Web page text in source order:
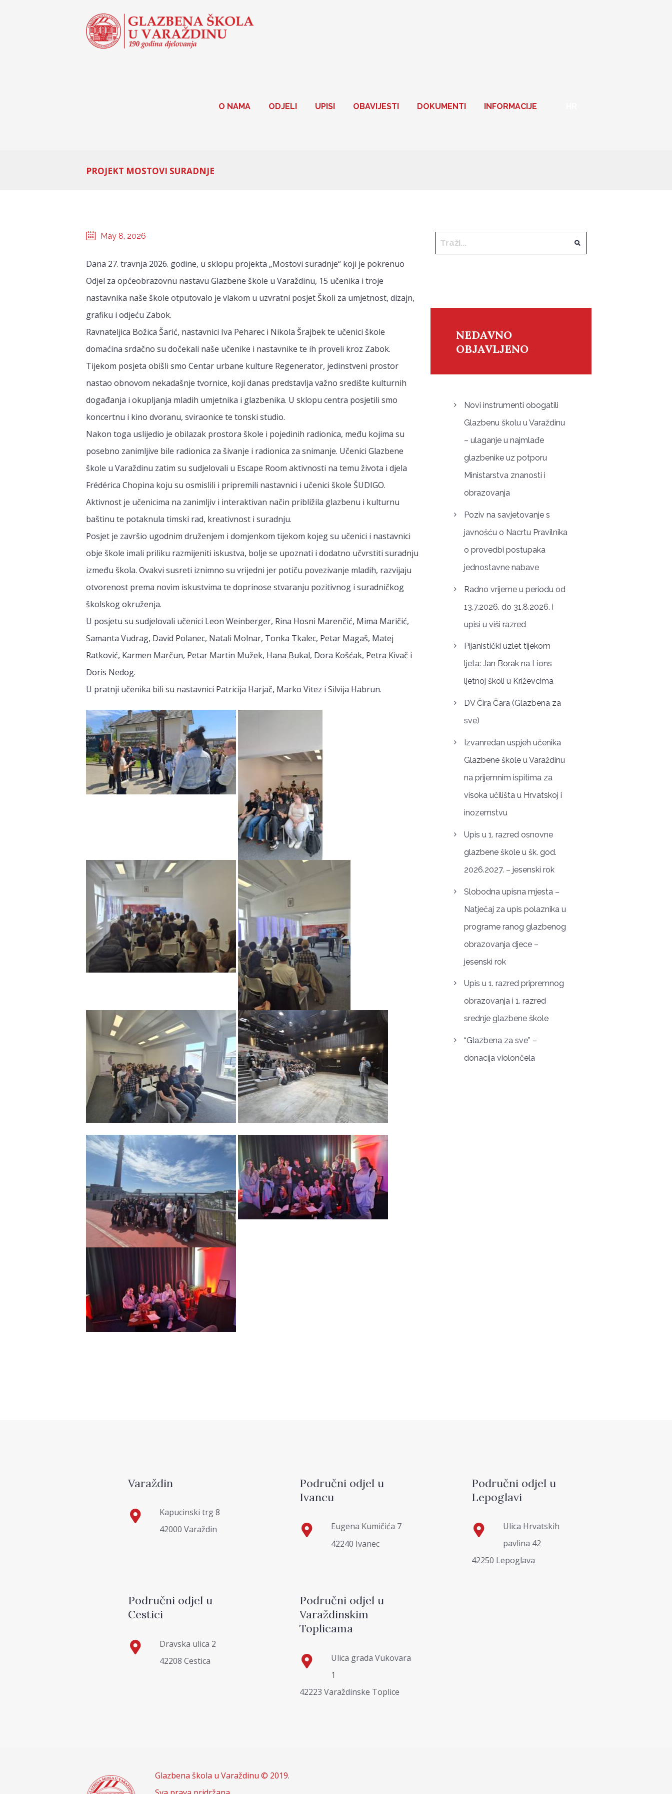
O NAMA ODJELI UPISI OBAVIJESTI DOKUMENTI INFORMACIJE
PROJEKT MOSTOVI SURADNJE
May 8, 2026
Dana 27. travnja 2026. godine, u sklopu projekta „Mostovi suradnje“ koji je pokrenuo
Odjel za općeobrazovnu nastavu Glazbene škole u Varaždinu, 15 učenika i troje
nastavnika naše škole otputovalo je vlakom u uzvratni posjet Školi za umjetnost, dizajn,
grafiku i odjeću Zabok.
Ravnateljica Božica Šarić, nastavnici Iva Peharec i Nikola Šrajbek te učenici škole
domaćina srdačno su dočekali naše učenike i nastavnike te ih proveli kroz Zabok.
Tijekom posjeta obišli smo Centar urbane kulture Regenerator, jedinstveni prostor
nastao obnovom nekadašnje tvornice, koji danas predstavlja važno središte kulturnih
događanja i okupljanja mladih umjetnika i glazbenika. U sklopu centra posjetili smo
koncertnu i kino dvoranu, sviraonice te tonski studio.
Nakon toga uslijedio je obilazak prostora škole i pojedinih radionica, među kojima su
posebno zanimljive bile radionica za šivanje i radionica za snimanje. Učenici Glazbene
škole u Varaždinu zatim su sudjelovali u Escape Room aktivnosti na temu života i djela
Frédérica Chopina koju su osmislili i pripremili nastavnici i učenici škole ŠUDIGO.
Aktivnost je učenicima na zanimljiv i interaktivan način približila glazbenu i kulturnu
baštinu te potaknula timski rad, kreativnost i suradnju.
Posjet je završio ugodnim druženjem i domjenkom tijekom kojeg su učenici i nastavnici
obje škole imali priliku razmijeniti iskustva, bolje se upoznati i dodatno učvrstiti suradnju
između škola. Ovakvi susreti iznimno su vrijedni jer potiču povezivanje mladih, razvijaju
otvorenost prema novim iskustvima te doprinose stvaranju pozitivnog i suradničkog
školskog okruženja.
U posjetu su sudjelovali učenici Leon Weinberger, Rina Hosni Marenčić, Mima Maričić,
Samanta Vudrag, David Polanec, Natali Molnar, Tonka Tkalec, Petar Magaš, Matej
Ratković, Karmen Marčun, Petar Martin Mužek, Hana Bukal, Dora Košćak, Petra Kivač i
Doris Nedog.
U pratnji učenika bili su nastavnici Patricija Harjač, Marko Vitez i Silvija Habrun.
NEDAVNO
OBJAVLJENO
Novi instrumenti obogatili
Glazbenu školu u Varaždinu
– ulaganje u najmlađe
glazbenike uz potporu
Ministarstva znanosti i
obrazovanja
Poziv na savjetovanje s
javnošću o Nacrtu Pravilnika
o provedbi postupaka
jednostavne nabave
Radno vrijeme u periodu od
13.7.2026. do 31.8.2026. i
upisi u viši razred
Pijanistički uzlet tijekom
ljeta: Jan Borak na Lions
ljetnoj školi u Križevcima
DV Čira Čara (Glazbena za
sve)
Izvanredan uspjeh učenika
Glazbene škole u Varaždinu
na prijemnim ispitima za
visoka učilišta u Hrvatskoj i
inozemstvu
Upis u 1. razred osnovne
glazbene škole u šk. god.
2026.2027. – jesenski rok
Slobodna upisna mjesta –
Natječaj za upis polaznika u
programe ranog glazbenog
obrazovanja djece –
jesenski rok
Upis u 1. razred pripremnog
obrazovanja i 1. razred
srednje glazbene škole
“Glazbena za sve” –
donacija violončela
Varaždin
Kapucinski trg 8
42000 Varaždin
Područni odjel u
Ivancu
Eugena Kumičića 7
42240 Ivanec
Područni odjel u
Lepoglavi
Ulica Hrvatskih
pavlina 42
42250 Lepoglava
Područni odjel u
Cestici
Dravska ulica 2
42208 Cestica
Područni odjel u
Varaždinskim
Toplicama
Ulica grada Vukovara
1
42223 Varaždinske Toplice
Glazbena škola u Varaždinu © 2019.